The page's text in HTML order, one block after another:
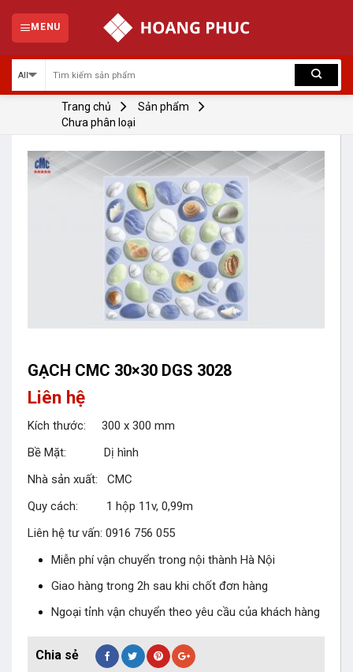
content
MENU
Trang chủ
Sản phẩm
Chưa phân loại
GẠCH CMC 30×30 DGS 3028
Liên hệ
Kích thước: 300 x 300 mm
Bề Mặt: Dị hình
Nhà sản xuất: CMC
Quy cách: 1 hộp 11v, 0,99m
Liên hệ tư vấn: 0916 756 055
Miễn phí vận chuyển trong nội thành Hà Nội
Giao hàng trong 2h sau khi chốt đơn hàng
Ngoại tỉnh vận chuyển theo yêu cầu của khách hàng